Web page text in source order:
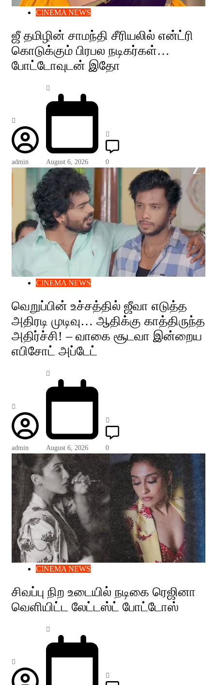
CINEMA NEWS
ஜீ தமிழின் சாமந்தி சீரியலில் என்ட்ரி
கொடுக்கும் பிரபல நடிகர்கள்…
போட்டோவுடன் இதோ
admin August 6, 2026 0
CINEMA NEWS
வெறுப்பின் உச்சத்தில் ஜீவா எடுத்த
அதிரடி முடிவு… ஆதிக்கு காத்திருந்த
அதிர்ச்சி! – வாகை சூடவா இன்றைய
எபிசோட் அப்டேட்
admin August 6, 2026 0
CINEMA NEWS
சிவப்பு நிற உடையில் நடிகை ரெஜினா
வெளியிட்ட லேட்டஸ்ட் போட்டோஸ்